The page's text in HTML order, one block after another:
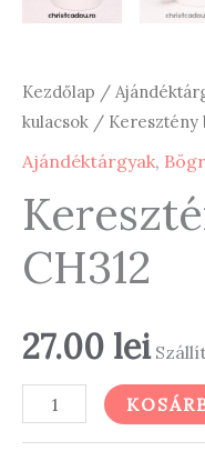
Kezdőlap /
kulacsok / Keresztény
Ajándéktárgyak,
CH312
27.00 lei
Keresztény